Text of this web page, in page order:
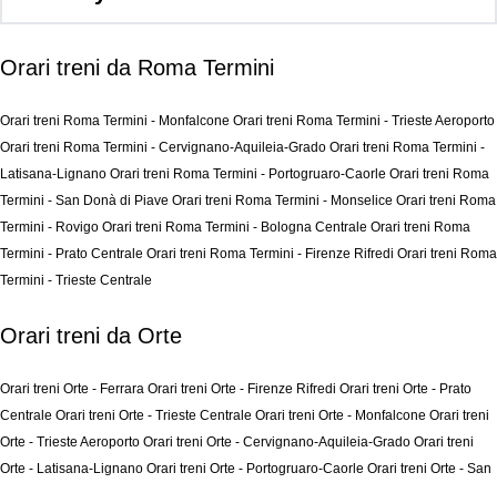
Orari treni da Roma Termini
Orari treni Roma Termini - Monfalcone Orari treni Roma Termini - Trieste Aeroporto
Orari treni Roma Termini - Cervignano-Aquileia-Grado Orari treni Roma Termini -
Latisana-Lignano Orari treni Roma Termini - Portogruaro-Caorle Orari treni Roma
Termini - San Donà di Piave Orari treni Roma Termini - Monselice Orari treni Roma
Termini - Rovigo Orari treni Roma Termini - Bologna Centrale Orari treni Roma
Termini - Prato Centrale Orari treni Roma Termini - Firenze Rifredi Orari treni Roma
Termini - Trieste Centrale
Orari treni da Orte
Orari treni Orte - Ferrara Orari treni Orte - Firenze Rifredi Orari treni Orte - Prato
Centrale Orari treni Orte - Trieste Centrale Orari treni Orte - Monfalcone Orari treni
Orte - Trieste Aeroporto Orari treni Orte - Cervignano-Aquileia-Grado Orari treni
Orte - Latisana-Lignano Orari treni Orte - Portogruaro-Caorle Orari treni Orte - San